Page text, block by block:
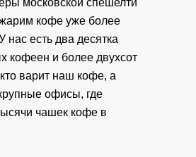
московской спе­шелти
кофе уже более
нас есть два десятка
кофеен и более двухсот
варит наш кофе, а
офисы, где
чашек кофе в